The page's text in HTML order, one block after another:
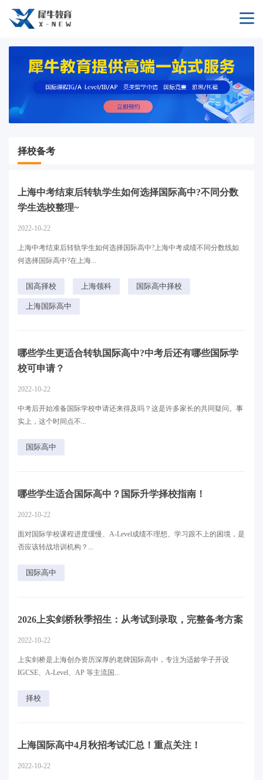
择校备考
上海中考结束后转轨学生如何选择国际高中?不同分数
学生选校整理~
2022-10-22
上海中考结束后转轨学生如何选择国际高中?上海中考成绩不同分数线如
何选择国际高中?在上海...
国高择校 上海领科 国际高中择校
上海国际高中
哪些学生更适合转轨国际高中?中考后还有哪些国际学
校可申请？
2022-10-22
中考后开始准备国际学校申请还来得及吗？这是许多家长的共同疑问。事
实上，这个时间点不...
国际高中
哪些学生适合国际高中？国际升学择校指南！
2022-10-22
面对国际学校课程进度缓慢、A-Level成绩不理想、学习跟不上的困境，是
否应该转战培训机构？...
国际高中
2026上实剑桥秋季招生：从考试到录取，完整备考方案
2022-10-22
上实剑桥是上海创办资历深厚的老牌国际高中，专注为适龄学子开设
IGCSE、A-Level、AP 等主流国...
择校
上海国际高中4月秋招考试汇总！重点关注！
2022-10-22